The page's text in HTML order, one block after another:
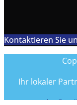
Kontaktieren Sie
Ihr lokaler
by